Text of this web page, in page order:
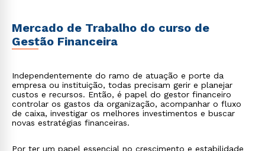
Mercado de Trabalho do curso de
Gestão Financeira
Independentemente do ramo de atuação e porte da
empresa ou instituição, todas precisam gerir e planejar
custos e recursos. Então, é papel do gestor financeiro
controlar os gastos da organização, acompanhar o fluxo
de caixa, investigar os melhores investimentos e buscar
novas estratégias financeiras.
Por ter um papel essencial no crescimento e estabilidade